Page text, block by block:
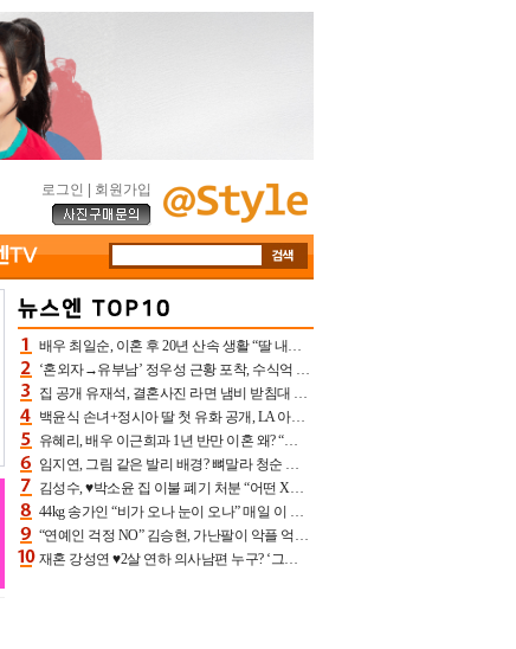
로그인 회원가입
배우 최일순, 이혼 후 20년 산속 생활 “딸 내가 버렸다고 원망‥맘 아파”(특종)[어제TV]
‘혼외자→유부남’ 정우성 근황 포착, 수식억 해킹 피해 후배 만났다 “존경하는”
집 공개 유재석, 결혼사진 라면 냄비 받침대 되고 분노‥가족사진도 피해(놀뭐)[어제TV]
백윤식 손녀+정시아 딸 첫 유화 공개, LA 아트쇼→서울국제조각페스타 작가다운 수준급 실력
유혜리, 배우 이근희과 1년 반만 이혼 왜? “식칼 꽂고 의자 던져” 충격 폭로(특종)[어제TV]
임지연, 그림 같은 발리 배경? 뼈말라 청순 비키니 핏에 상대 안 되네
김성수, ♥박소윤 집 이불 폐기 처분 “어떤 X이랑 썼을지 몰라” 질투(신랑수업2)[어제TV]
44kg 송가인 “비가 오나 눈이 오나” 매일 이 운동, 허벅지 근육량 상승+체지방 감소
“연예인 걱정 NO” 김승현, 가난팔이 악플 억울할만‥아내+딸과 日 여행
재혼 강성연 ♥2살 연하 의사남편 누구? ‘그알’ 자문의에 훈남 비주얼 초엘리트 스펙 [종합]